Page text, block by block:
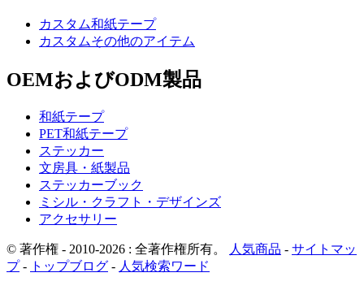
カスタム和紙テープ
カスタムその他のアイテム
OEMおよびODM製品
和紙テープ
PET和紙テープ
ステッカー
文房具・紙製品
ステッカーブック
ミシル・クラフト・デザインズ
アクセサリー
© 著作権 - 2010-2026 : 全著作権所有。 人気商品 - サイトマッ
プ- トップブログ - 人気検索ワード